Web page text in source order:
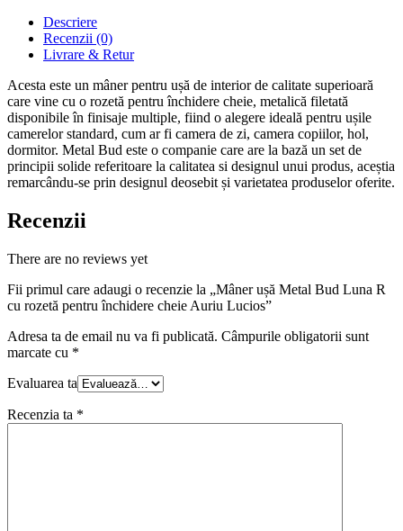
Descriere
Recenzii (0)
Livrare & Retur
Acesta este un mâner pentru ușă de interior de calitate superioară
care vine cu o rozetă pentru închidere cheie, metalică filetată
disponibile în finisaje multiple, fiind o alegere ideală pentru ușile
camerelor standard, cum ar fi camera de zi, camera copiilor, hol,
dormitor. Metal Bud este o companie care are la bază un set de
principii solide referitoare la calitatea si designul unui produs, aceștia
remarcându-se prin designul deosebit și varietatea produselor oferite.
Recenzii
There are no reviews yet
Fii primul care adaugi o recenzie la „Mâner ușă Metal Bud Luna R
cu rozetă pentru închidere cheie Auriu Lucios”
Adresa ta de email nu va fi publicată. Câmpurile obligatorii sunt
marcate cu *
Evaluarea ta
Recenzia ta *